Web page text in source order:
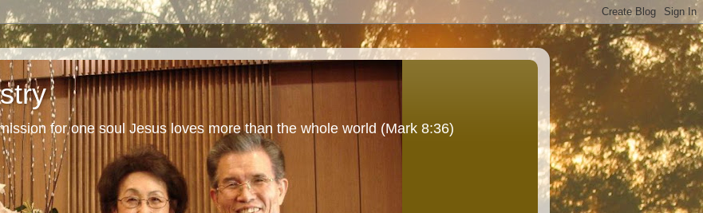
for one soul Jesus loves more than the whole world (Mark 8:36)